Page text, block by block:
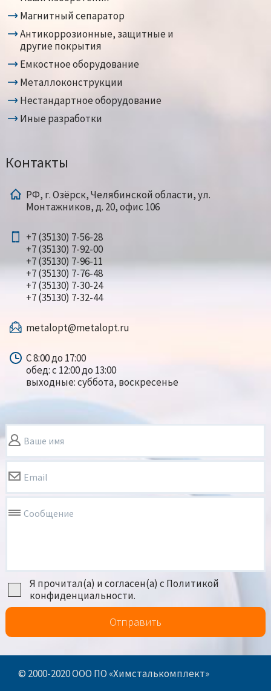
Магнитный сепаратор
Антикоррозионные, защитные и
другие покрытия
Емкостное оборудование
Металлоконструкции
Нестандартное оборудование
Иные разработки
Контакты
РФ, г. Озёрск, Челябинской области, ул.
Монтажников, д. 20, офис 106
+7 (35130) 7-56-28
+7 (35130) 7-92-00
+7 (35130) 7-96-11
+7 (35130) 7-76-48
+7 (35130) 7-30-24
+7 (35130) 7-32-44
metalopt@metalopt.ru
С 8:00 до 17:00
обед: с 12:00 до 13:00
выходные: суббота, воскресенье
Ваше имя
Email
Сообщение
Я прочитал(а) и согласен(а) с Политикой
конфиденциальности.
Отправить
© 2000-2020 ООО ПО «Химсталькомплект»